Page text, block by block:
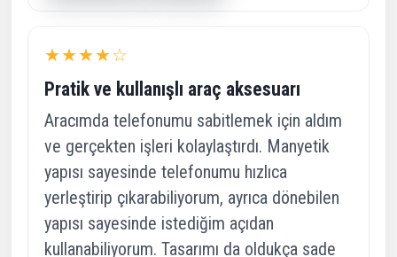
★★★★☆
Pratik ve kullanışlı araç aksesuarı
Aracımda telefonumu sabitlemek için aldım
ve gerçekten işleri kolaylaştırdı. Manyetik
yapısı sayesinde telefonumu hızlıca
yerleştirip çıkarabiliyorum, ayrıca dönebilen
yapısı sayesinde istediğim açıdan
kullanabiliyorum. Tasarımı da oldukça sade